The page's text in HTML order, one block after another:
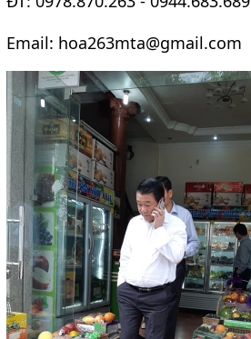
Email: hoa263mta@gmail.com